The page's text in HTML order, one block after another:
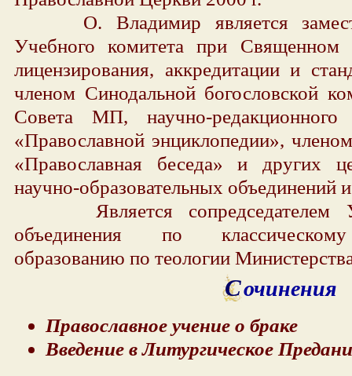
О. Владимир является
Учебного комитета при
лицензирования, аккредитации и
членом Синодальной богословской
Совета МП, научно-
«Православной энциклопедии»,
«Православная беседа» и других
научно-образовательных объединений
Является сопредседателем
объединения по классическому
образованию по теологии
Сочинения
Православное учение о браке
Введение в Литургическое